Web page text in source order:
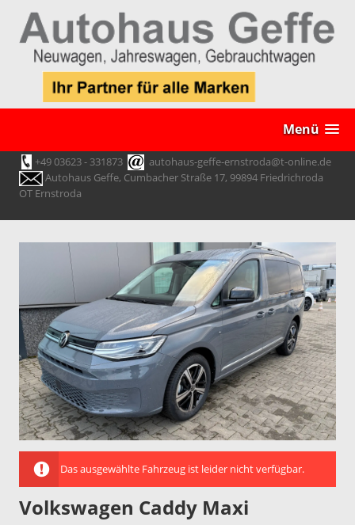
Menü
+49 03623 - 331873
autohaus-geffe-ernstroda@t-online.de
Autohaus Geffe, Cumbacher Straße 17, 99894 Friedrichroda
OT Ernstroda
Das ausgewählte Fahrzeug ist leider nicht verfügbar.
Volkswagen Caddy Maxi